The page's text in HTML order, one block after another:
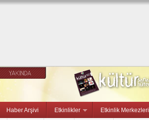
Haber Arşivi Etkinlikler Etkinlik Merkezleri